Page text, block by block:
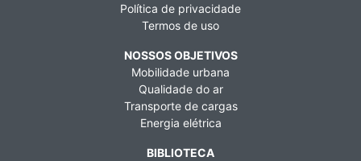
Política de privacidade
Termos de uso
NOSSOS OBJETIVOS
Mobilidade urbana
Qualidade do ar
Transporte de cargas
Energia elétrica
BIBLIOTECA